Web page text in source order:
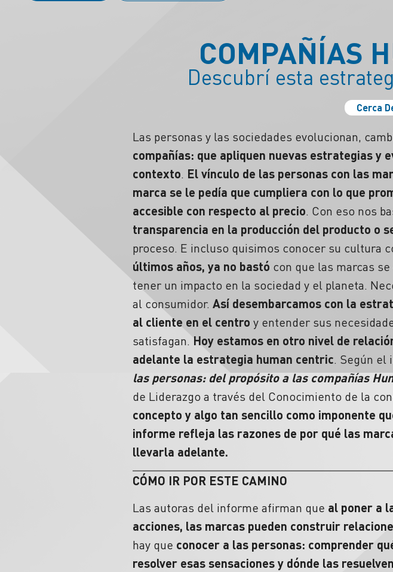
COMPAÑÍAS
Descubrí esta
Cerca
Las personas y las sociedades evolucionan,
compañías: que apliquen nuevas estrategias y
contexto. El vínculo de las personas con las
marca se le pedía que cumpliera con lo que
accesible con respecto al precio. Con eso nos
transparencia en la producción del producto o
proceso. E incluso quisimos conocer su cultura
últimos años, ya no bastó con que las marcas
tener un impacto en la sociedad y el planeta.
al consumidor. Así desembarcamos con la
al cliente en el centro y entender sus
satisfagan. Hoy estamos en otro nivel de
adelante la estrategia human centric. Según el
las personas: del propósito a las compañías
de Liderazgo a través del Conocimiento de la
concepto y algo tan sencillo como imponente
informe refleja las razones de por qué las
llevarla adelante.
CÓMO IR POR ESTE CAMINO
Las autoras del informe afirman que al poner a
acciones, las marcas pueden construir
hay que conocer a las personas: comprender
resolver esas sensaciones y dónde las resuelven